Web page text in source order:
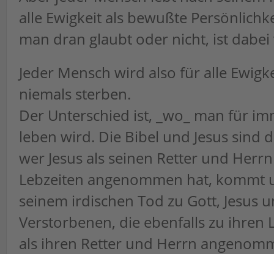
alle Ewigkeit als bewußte
man dran glaubt oder nicht, ist dabei
Jeder Mensch wird also für alle
niemals sterben.
Der Unterschied ist, _wo_ man für
leben wird. Die Bibel und Jesus sind
wer Jesus als seinen Retter und
Lebzeiten angenommen hat, kommt
seinem irdischen Tod zu Gott, Jesus
Verstorbenen, die ebenfalls zu ihren
als ihren Retter und Herrn